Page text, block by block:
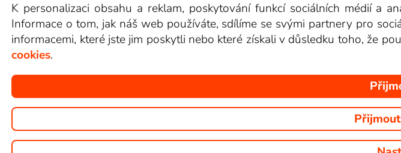
Copyright © goNET s.r.o. Na tomto webu jsou
K personalizaci obsahu a reklam, poskytování funkcí sociálních médií a
Informace o tom, jak náš web používáte, sdílíme se svými partnery pro
informacemi, které jste jim poskytli nebo které získali v důsledku toho, že
cookies.